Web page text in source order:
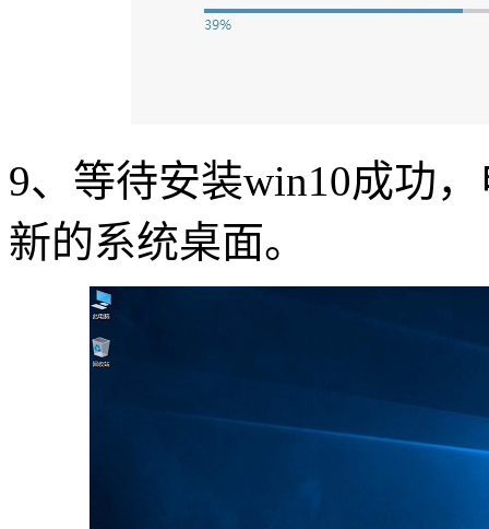
9、等待安装win10成功
新的系统桌面。